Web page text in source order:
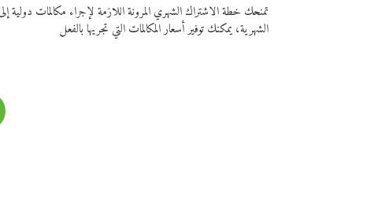
تمنحك خطة الاشتراك الشهري المرونة اللازمة لإجراء مكالمات
الشهرية، يمكنك توفير أسعار المكالمات التي تجريها بالفعل